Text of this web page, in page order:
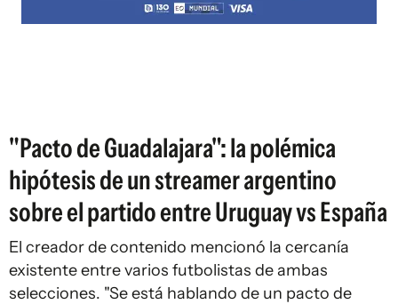
"Pacto de Guadalajara": la polémica
hipótesis de un streamer argentino
sobre el partido entre Uruguay vs España
El creador de contenido mencionó la cercanía
existente entre varios futbolistas de ambas
selecciones. "Se está hablando de un pacto de